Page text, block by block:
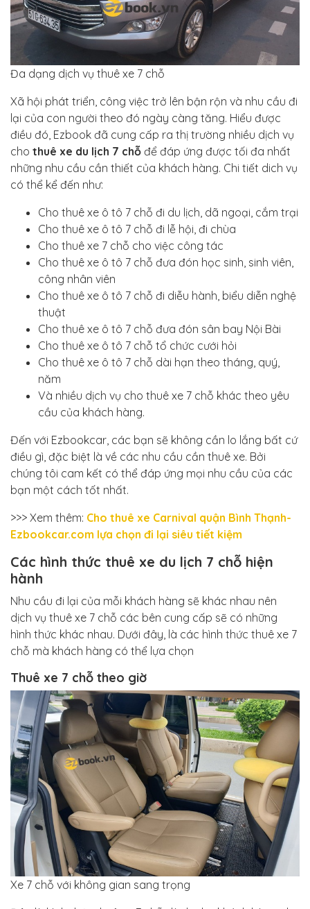
Đa dạng dịch vụ thuê xe 7 chỗ
Xã hội phát triển, công việc trở lên bận rộn và nhu cầu đi
lại của con người theo đó ngày càng tăng. Hiểu được
điều đó, Ezbook đã cung cấp ra thị trường nhiều dịch vụ
cho thuê xe du lịch 7 chỗ để đáp ứng được tối đa nhất
những nhu cầu cần thiết của khách hàng. Chi tiết dich vụ
có thể kể đến như:
Cho thuê xe ô tô 7 chỗ đi du lịch, dã ngoại, cắm trại
Cho thuê xe ô tô 7 chỗ đi lễ hội, đi chùa
Cho thuê xe 7 chỗ cho việc công tác
Cho thuê xe ô tô 7 chỗ đưa đón học sinh, sinh viên,
công nhân viên
Cho thuê xe ô tô 7 chỗ đi diễu hành, biểu diễn nghệ
thuật
Cho thuê xe ô tô 7 chỗ đưa đón sân bay Nội Bài
Cho thuê xe ô tô 7 chỗ tổ chức cưới hỏi
Cho thuê xe ô tô 7 chỗ dài hạn theo tháng, quý,
năm
Và nhiều dịch vụ cho thuê xe 7 chỗ khác theo yêu
cầu của khách hàng.
Đến với Ezbookcar, các bạn sẽ không cần lo lắng bất cứ
điều gì, đặc biệt là về các nhu cầu cần thuê xe. Bởi
chúng tôi cam kết có thể đáp ứng mọi nhu cầu của các
bạn một cách tốt nhất.
>>> Xem thêm: Cho thuê xe Carnival quận Bình Thạnh-
Ezbookcar.com lựa chọn đi lại siêu tiết kiệm
Các hình thức thuê xe du lịch 7 chỗ hiện
hành
Nhu cầu đi lại của mỗi khách hàng sẽ khác nhau nên
dịch vụ thuê xe 7 chỗ các bên cung cấp sẽ có những
hình thức khác nhau. Dưới đây, là các hình thức thuê xe 7
chỗ mà khách hàng có thể lựa chọn
Thuê xe 7 chỗ theo giờ
Xe 7 chỗ với không gian sang trọng